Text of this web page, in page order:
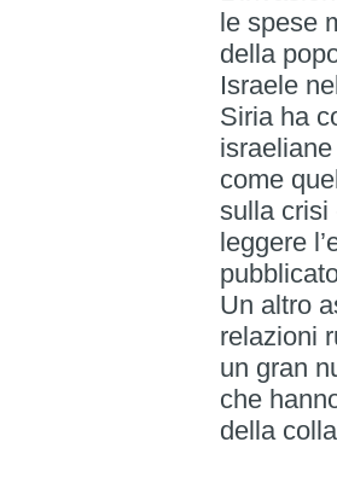
le spese
della
Israele
Siria ha
come
sulla crisi
leggere
Un altro
relazioni
un gran
che
della